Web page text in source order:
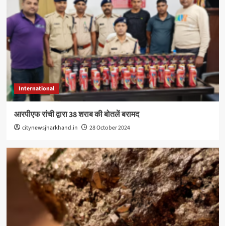
International
आरपीएफ रांची द्वारा 38 शराब की बोतलें बरामद
citynewsjharkhand.in 28 October 2024